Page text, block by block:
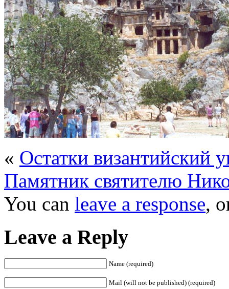
« Остатки византийский
Памятник святителю
You can leave a response,
Leave a Reply
Name (required)
Mail (will not be published) (required)